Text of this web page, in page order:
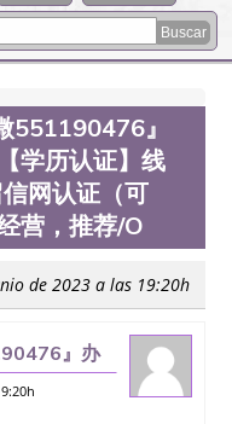
551190476』
学历认证】线
网认证（可
营，推荐/O
de 2023 a las 19:20h
』办
】线上★